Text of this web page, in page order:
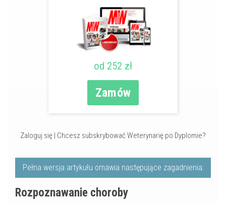
od 252 zł
Zamów
Zaloguj się | Chcesz subskrybować Weterynarię po Dyplomie?
Pełna wersja artykułu omawia następujące zagadnienia:
Rozpoznawanie choroby